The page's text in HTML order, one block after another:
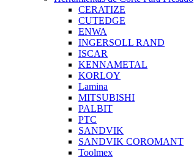
CERATIZE
CUTEDGE
ENWA
INGERSOLL RAND
ISCAR
KENNAMETAL
KORLOY
Lamina
MITSUBISHI
PALBIT
PTC
SANDVIK
SANDVIK COROMANT
Toolmex